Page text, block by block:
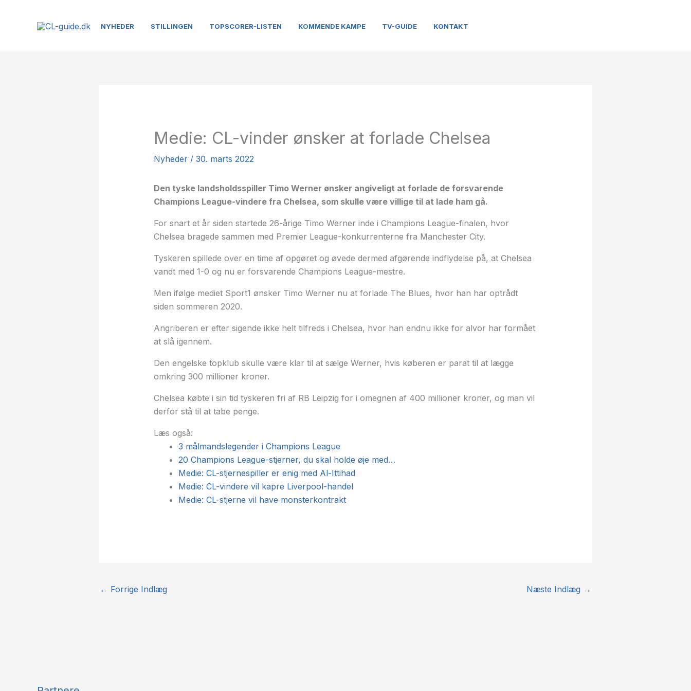
NYHEDER STILLINGEN TOPSCORER-LISTEN KOMMENDE KAMPE TV-GUIDE KONTAKT
Medie: CL-vinder ønsker at forlade Chelsea
Nyheder/ 30. marts 2022
Den tyske landsholdsspiller Timo Werner ønsker angiveligt at forlade de forsvarende
Champions League-vindere fra Chelsea, som skulle være villige til at lade ham gå.
For snart et år siden startede 26-årige Timo Werner inde i Champions League-finalen, hvor
Chelsea bragede sammen med Premier League-konkurrenterne fra Manchester City.
Tyskeren spillede over en time af opgøret og øvede dermed afgørende indflydelse på, at Chelsea
vandt med 1-0 og nu er forsvarende Champions League-mestre.
Men ifølge mediet Sport1 ønsker Timo Werner nu at forlade The Blues, hvor han har optrådt
siden sommeren 2020.
Angriberen er efter sigende ikke helt tilfreds i Chelsea, hvor han endnu ikke for alvor har formået
at slå igennem.
Den engelske topklub skulle være klar til at sælge Werner, hvis køberen er parat til at lægge
omkring 300 millioner kroner.
Chelsea købte i sin tid tyskeren fri af RB Leipzig for i omegnen af 400 millioner kroner, og man vil
derfor stå til at tabe penge.
Læs også:
3 målmandslegender i Champions League
20 Champions League-stjerner, du skal holde øje med…
Medie: CL-stjernespiller er enig med Al-Ittihad
Medie: CL-vindere vil kapre Liverpool-handel
Medie: CL-stjerne vil have monsterkontrakt
← Forrige Indlæg Næste Indlæg →